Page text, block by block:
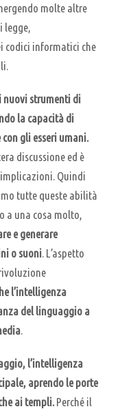
molte altre
legge,
codici informatici che
i nuovi strumenti di
la capacità di
gli esseri umani.
discussione ed è
Quindi
tutte queste abilità
a una cosa molto,
e generare
o suoni. L’aspetto
l’intelligenza
del linguaggio a
.
l’intelligenza
aprendo le porte
ai templi.Perché il